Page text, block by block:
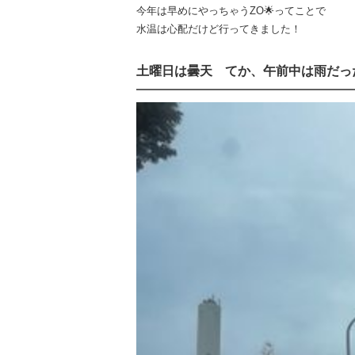
今年は早めにやっちゃうZO🌟ってことで
水温は心配だけど行ってきました！
土曜日は曇天 てか、午前中は雨だっ